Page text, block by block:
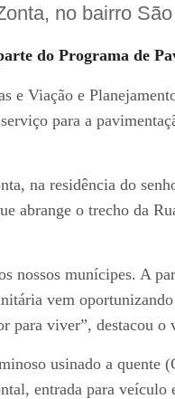
no bairro
do Programa de
e Viação e
para a
na residência do
abrange o trecho da
nossos munícipes. A
vem oportunizando
para viver”, destacou
usinado a
entrada para veículo